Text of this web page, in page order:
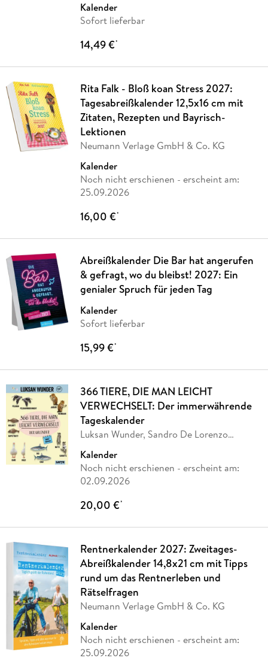
Kalender
Sofort lieferbar
14,49 €*
Rita Falk - Bloß koan Stress 2027:
Tagesabreißkalender 12,5x16 cm mit
Zitaten, Rezepten und Bayrisch-
Lektionen
Neumann Verlage GmbH & Co. KG
Kalender
Noch nicht erschienen - erscheint am:
25.09.2026
16,00 €*
Abreißkalender Die Bar hat angerufen
& gefragt, wo du bleibst! 2027: Ein
genialer Spruch für jeden Tag
Kalender
Sofort lieferbar
15,99 €*
366 TIERE, DIE MAN LEICHT
VERWECHSELT: Der immerwährende
Tageskalender
Luksan Wunder, Sandro De Lorenzo
Kalender
Noch nicht erschienen - erscheint am:
02.09.2026
20,00 €*
Rentnerkalender 2027: Zweitages-
Abreißkalender 14,8x21 cm mit Tipps
rund um das Rentnerleben und
Rätselfragen
Neumann Verlage GmbH & Co. KG
Kalender
Noch nicht erschienen - erscheint am:
25.09.2026